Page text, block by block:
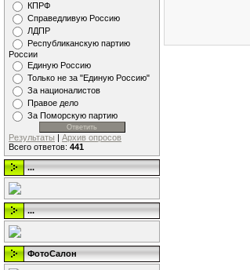
КПРФ
Справедливую Россию
ЛДПР
Республиканскую партию
России
Единую Россию
Только не за "Единую Россию"
За националистов
Правое дело
За Поморскую партию
Результаты | Архив опросов
Всего ответов: 441
...
...
ФотоСалон